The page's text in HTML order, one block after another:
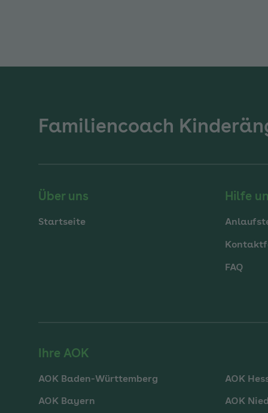
Familiencoach
Über uns
Startseite
Hilfe
FAQ
Ihre AOK
AOK Baden-Württemberg
AOK Bayern
AOK
AOK